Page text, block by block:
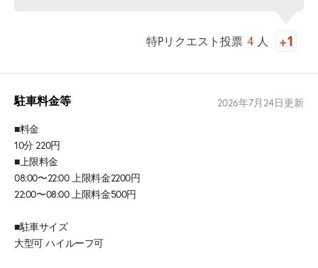
特Pリクエスト投票 4 人
駐車料金等 2026年7月24日更新
■料金
10分 220円
■上限料金
08:00〜22:00 上限料金2200円
22:00〜08:00 上限料金500円
■駐車サイズ
大型可 ハイルーフ可